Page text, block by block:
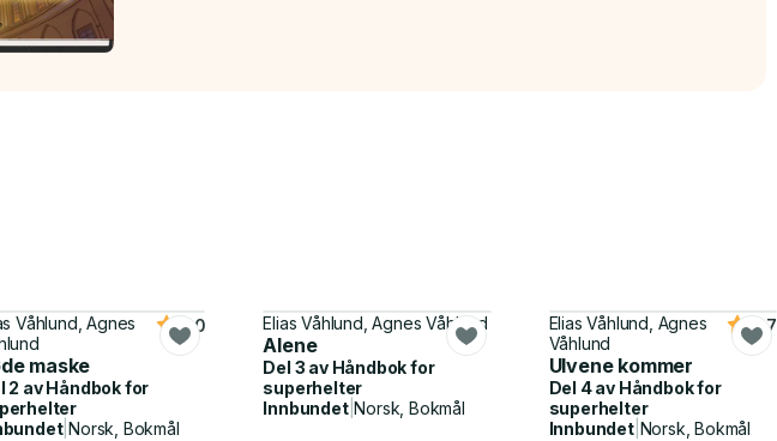
Våhlund, Agnes
maske
5.0
2 avHåndbok for
|Norsk, Bokmål
Elias Våhlund, Agnes Våhlund
Alene
Del 3 av Håndbok for
superhelter
Innbundet|Norsk, Bokmål
Elias Våhlund, Agnes
Våhlund
Ulvene kommer
4.7
Del 4 av Håndbok for
superhelter
Innbundet| Norsk, Bokmål